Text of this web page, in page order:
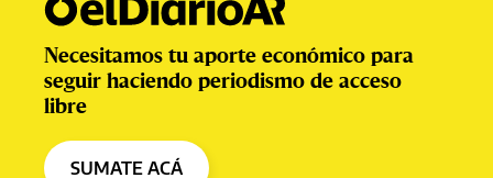
Necesitamos tu aporte económico para
seguir haciendo periodismo de acceso
libre
SUMATE ACÁ